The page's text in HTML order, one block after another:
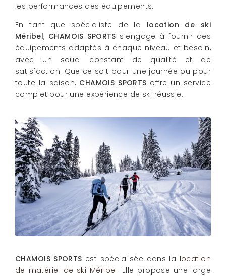
les performances des équipements.
En tant que spécialiste de la location de ski
Méribel, CHAMOIS SPORTS s’engage à fournir des
équipements adaptés à chaque niveau et besoin,
avec un souci constant de qualité et de
satisfaction. Que ce soit pour une journée ou pour
toute la saison, CHAMOIS SPORTS offre un service
complet pour une expérience de ski réussie.
CHAMOIS SPORTS est spécialisée dans la location
de matériel de ski Méribel. Elle propose une large